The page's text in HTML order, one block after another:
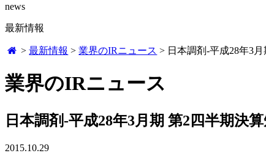
news
最新情報
>最新情報 >業界のIRニュース > 日本調剤-平成28年3
業界のIRニュース
日本調剤-平成28年3月期 第2四半期決
2015.10.29